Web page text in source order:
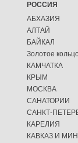
РОССИЯ
АБХАЗИЯ
АЛТАЙ
БАЙКАЛ
Золотое
КАМЧАТКА
КРЫМ
МОСКВА
САНАТОРИИ
САНКТ-
КАРЕЛИЯ
КАВКАЗ И